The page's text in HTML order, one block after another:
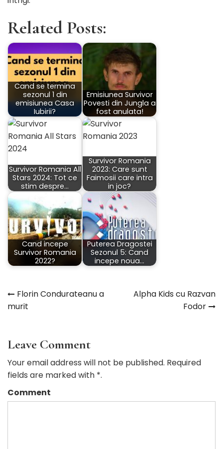
Related Posts:
Cand se termina
sezonul 1 din
emisiunea Casa
Iubirii?
Emisiunea Survivor
Povesti din Jungla a
fost anulata!
Survivor Romania All
Stars 2024: Tot ce
stim despre…
Survivor Romania
2023: Care sunt
Faimosii care intra
in joc?
Cand incepe
Survivor Romania
2022?
Puterea Dragostei
Sezonul 5: Cand
incepe noua…
Navigare
articole
Florin Condurateanu a
murit
Alpha Kids cu Razvan
Fodor
Leave Comment
Your email address will not be published. Required
fields are marked with *.
Comment